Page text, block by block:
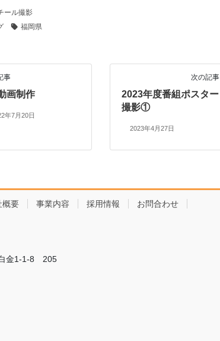
ール撮影
福岡県
事
画制作
年7月20日
次の記事
2023年度番組ポスター
撮影①
2023年4月27日
概要 事業内容 採用情報 お問合わせ
金1-1-8 205